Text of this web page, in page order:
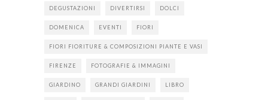
DEGUSTAZIONI DIVERTIRSI DOLCI
DOMENICA EVENTI FIORI
FIORI FIORITURE & COMPOSIZIONI PIANTE E VASI
FIRENZE FOTOGRAFIE & IMMAGINI
GIARDINO GRANDI GIARDINI LIBRO